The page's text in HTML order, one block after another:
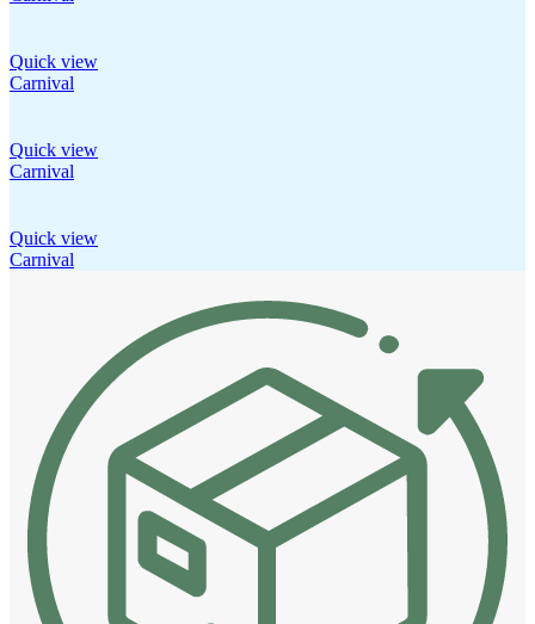
Quick view
Carnival
Quick view
Carnival
Quick view
Carnival